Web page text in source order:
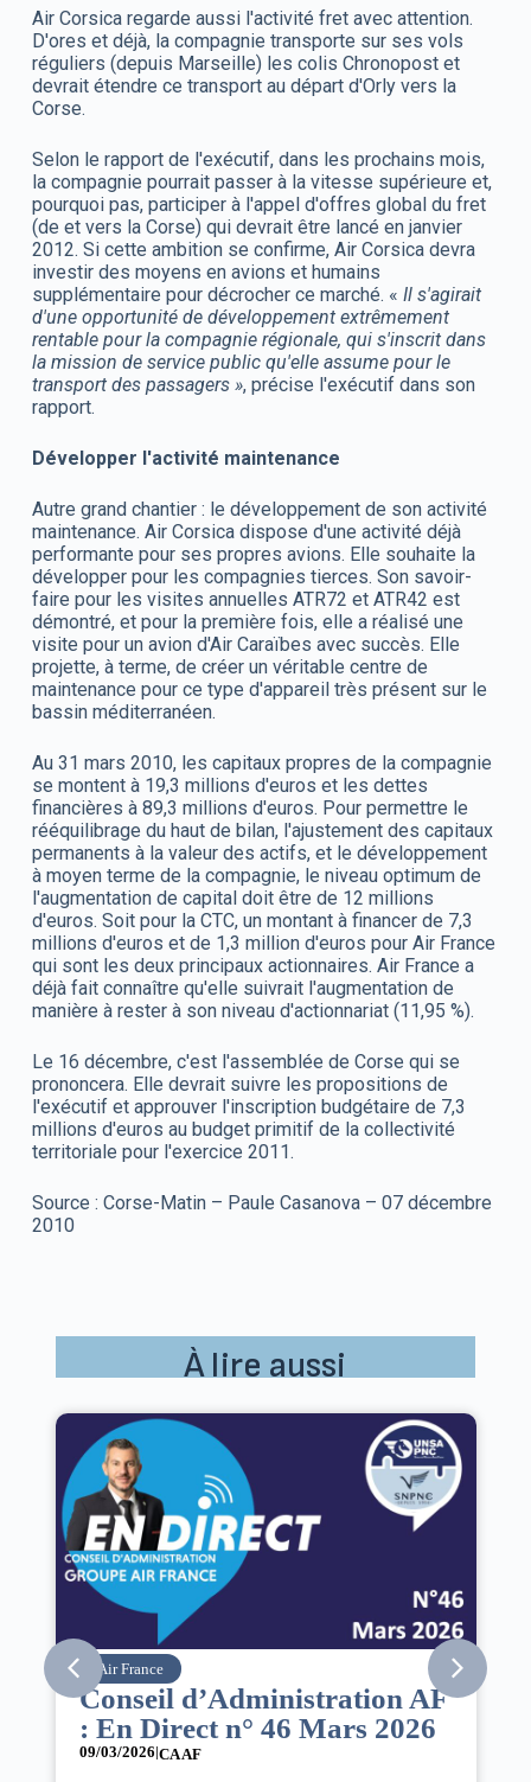
Air Corsica regarde aussi l'activité fret avec attention.
D'ores et déjà, la compagnie transporte sur ses vols
réguliers (depuis Marseille) les colis Chronopost et
devrait étendre ce transport au départ d'Orly vers la
Corse.
Selon le rapport de l'exécutif, dans les prochains mois,
la compagnie pourrait passer à la vitesse supérieure et,
pourquoi pas, participer à l'appel d'offres global du fret
(de et vers la Corse) qui devrait être lancé en janvier
2012. Si cette ambition se confirme, Air Corsica devra
investir des moyens en avions et humains
supplémentaire pour décrocher ce marché. « Il s'agirait
d'une opportunité de développement extrêmement
rentable pour la compagnie régionale, qui s'inscrit dans
la mission de service public qu'elle assume pour le
transport des passagers », précise l'exécutif dans son
rapport.
Développer l'activité maintenance
Autre grand chantier : le développement de son activité
maintenance. Air Corsica dispose d'une activité déjà
performante pour ses propres avions. Elle souhaite la
développer pour les compagnies tierces. Son savoir-
faire pour les visites annuelles ATR72 et ATR42 est
démontré, et pour la première fois, elle a réalisé une
visite pour un avion d'Air Caraïbes avec succès. Elle
projette, à terme, de créer un véritable centre de
maintenance pour ce type d'appareil très présent sur le
bassin méditerranéen.
Au 31 mars 2010, les capitaux propres de la compagnie
se montent à 19,3 millions d'euros et les dettes
financières à 89,3 millions d'euros. Pour permettre le
rééquilibrage du haut de bilan, l'ajustement des capitaux
permanents à la valeur des actifs, et le développement
à moyen terme de la compagnie, le niveau optimum de
l'augmentation de capital doit être de 12 millions
d'euros. Soit pour la CTC, un montant à financer de 7,3
millions d'euros et de 1,3 million d'euros pour Air France
qui sont les deux principaux actionnaires. Air France a
déjà fait connaître qu'elle suivrait l'augmentation de
manière à rester à son niveau d'actionnariat (11,95 %).
Le 16 décembre, c'est l'assemblée de Corse qui se
prononcera. Elle devrait suivre les propositions de
l'exécutif et approuver l'inscription budgétaire de 7,3
millions d'euros au budget primitif de la collectivité
territoriale pour l'exercice 2011.
Source : Corse-Matin – Paule Casanova – 07 décembre
2010
À lire aussi
AF
2026
8 mars : journée
internationale des droits
femmes